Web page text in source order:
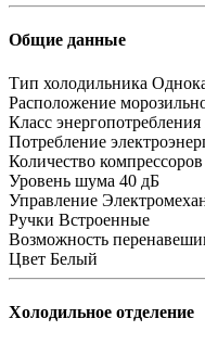
Общие данные
Тип холодильника
Расположение
Класс энергопотребления
Потребление
Количество компрессоров
Уровень шума 40 дБ
Управление
Ручки Встроенные
Возможность
Цвет Белый
Холодильное отделение